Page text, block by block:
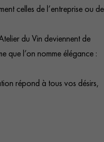
celles de l’entreprise ou de
du Vin deviennent de
que l’on nomme élégance :
répond à tous vos désirs,